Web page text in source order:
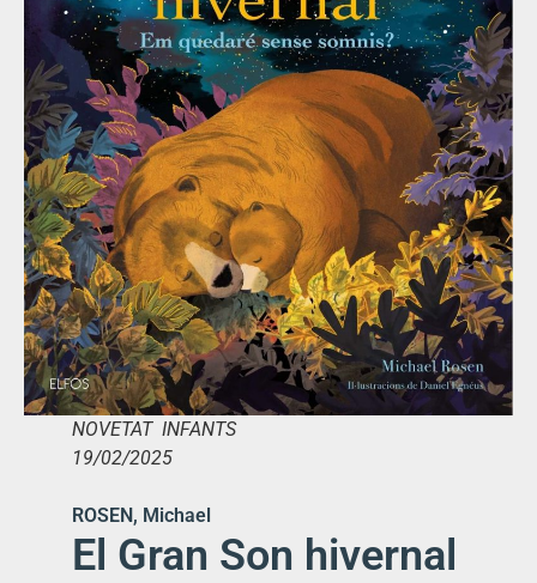
NOVETAT INFANTS
19/02/2025
ROSEN, Michael
El Gran Son hivernal